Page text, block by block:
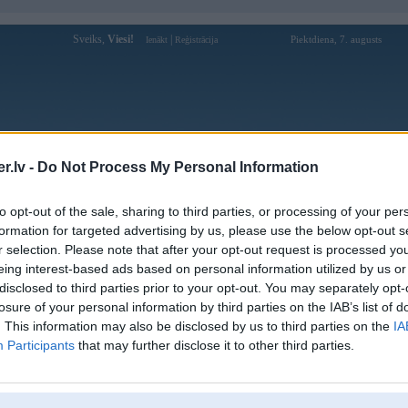
- Do Not Process My Personal Information
opt-out of the sale, sharing to third parties, or processing of your
for targeted advertising by us, please use the below opt-out
selection. Please note that after your opt-out request is processed
interest-based ads based on personal information utilized by us
to third parties prior to your opt-out. You may separately
of your personal information by third parties on the IAB’s list of
This information may also be disclosed by us to third parties on the
Participants that may further disclose it to other third parties.
Sveiks, Viesi! Ienākt Reģistrācija Piektdiena, 7. augusts
Forums Galerijas Reģistrācija Lietotāji
Lietotāja ritvarsox profils
Pēdējo reizi manīts: Vakar, 22:13
Lietotājvārds:
ritvarsox
Pilsēta:
Rīga
Braucu ar:
E39 528, F11 530d, Giant FS GSR Alu
Nodarbošanās:
inspektors
Ziņojumi forumā:
2029